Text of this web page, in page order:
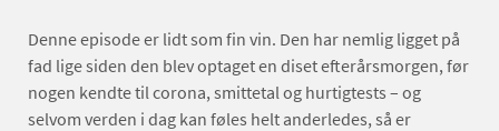
Denne episode er lidt som fin vin. Den har nemlig ligget på
fad lige siden den blev optaget en diset efterårsmorgen, før
nogen kendte til corona, smittetal og hurtigtests – og
selvom verden i dag kan føles helt anderledes, så er